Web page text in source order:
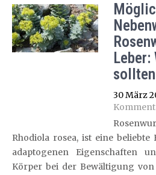
sollten
30 März
Rhodiola rosea, ist eine
adaptogenen Eigenschaften
Körper bei der Bewältigung